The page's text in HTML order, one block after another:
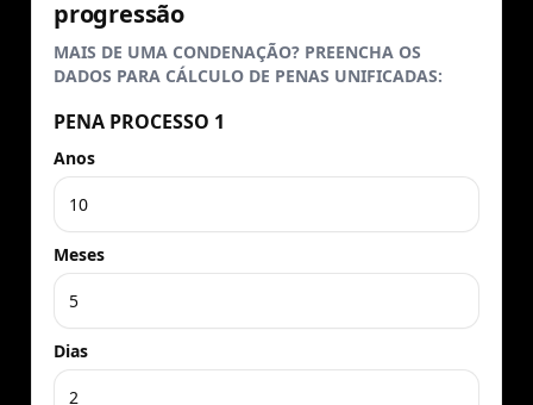
progressão
MAIS DE UMA CONDENAÇÃO? PREENCHA OS
DADOS PARA CÁLCULO DE PENAS UNIFICADAS:
PENA PROCESSO 1
Anos
Meses
Dias